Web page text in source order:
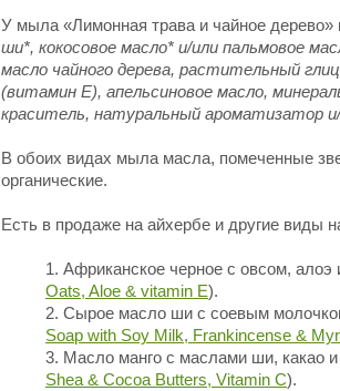
У мыла «Лимонная трава и чайное
ши*, кокосовое масло* и/или пальмовое
масло чайного дерева, растительный
(витамин Е), апельсиновое масло,
краситель, натуральный ароматизатор
В обоих видах мыла масла, помеченные
органические.
Есть в продаже на айхербе и другие виды
Африканское черное с овсом, алоэ
Oats, Aloe & vitamin E).
Сырое масло ши с соевым
Soap with Soy Milk, Frankincense &
Масло манго с маслами ши, какао
Shea & Cocoa Butters, Vitamin C).